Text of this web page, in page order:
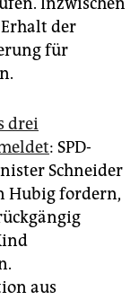
der
für
drei
: SPD-
Schneider
Hubig fordern,
aus